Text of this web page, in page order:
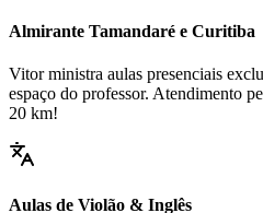
Almirante Tamandaré e Curitiba
Vitor ministra aulas presenciais
espaço do professor. Atendimento
20 km!
Aulas de Violão & Inglês